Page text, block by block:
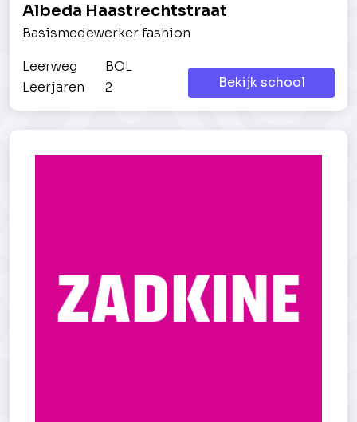
Albeda Haastrechtstraat
Basismedewerker fashion
Leerweg
BOL
Leerjaren
2 Bekijk school